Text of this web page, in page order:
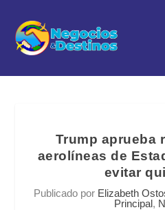
Trump aprueba
aerolíneas de
evitar
Publicado por Elizabeth
Principal,